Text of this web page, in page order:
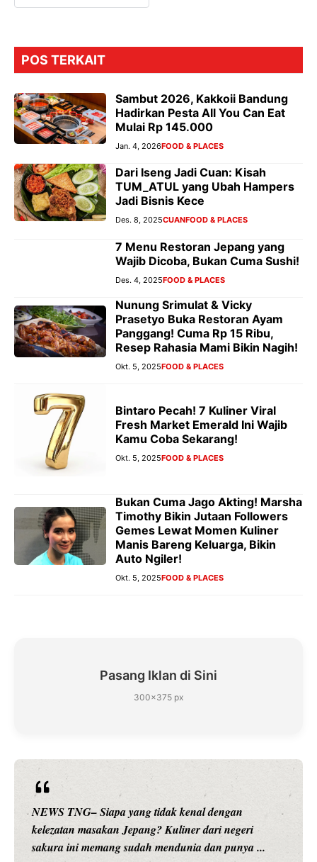
POS TERKAIT
Sambut 2026, Kakkoii Bandung
Hadirkan Pesta All You Can Eat
Mulai Rp 145.000
Jan. 4, 2026FOOD & PLACES
Dari Iseng Jadi Cuan: Kisah
TUM_ATUL yang Ubah Hampers
Jadi Bisnis Kece
Des. 8, 2025CUANFOOD & PLACES
7 Menu Restoran Jepang yang
Wajib Dicoba, Bukan Cuma Sushi!
Des. 4, 2025FOOD & PLACES
Nunung Srimulat & Vicky
Prasetyo Buka Restoran Ayam
Panggang! Cuma Rp 15 Ribu,
Resep Rahasia Mami Bikin Nagih!
Okt. 5, 2025FOOD & PLACES
Bintaro Pecah! 7 Kuliner Viral
Fresh Market Emerald Ini Wajib
Kamu Coba Sekarang!
Okt. 5, 2025FOOD & PLACES
Bukan Cuma Jago Akting! Marsha
Timothy Bikin Jutaan Followers
Gemes Lewat Momen Kuliner
Manis Bareng Keluarga, Bikin
Auto Ngiler!
Okt. 5, 2025FOOD & PLACES
Pasang Iklan di Sini
300×375 px
NEWS TNG– Siapa sangka, dua nama besar di dunia
hiburan, Nunung Srimulat dan Vicky Prasetyo, kini
merambah dunia kuliner dengan ...